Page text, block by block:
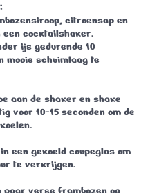
:
citroensap en
een cocktailshaker.
ijs gedurende 10
mooie schuimlaag te
aan de shaker en shake
voor 10-15 seconden om de
een gekoeld coupeglas om
te verkrijgen.